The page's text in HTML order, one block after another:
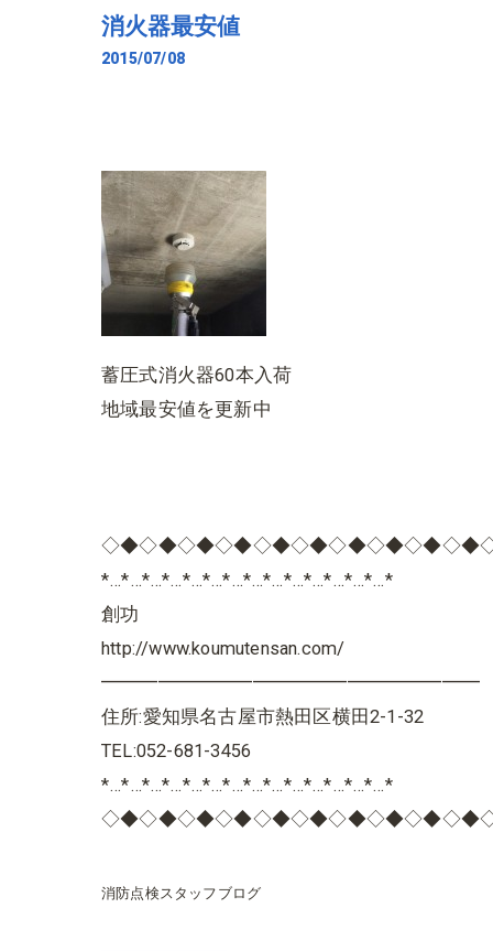
消火器最安値
2015/07/08
蓄圧式消火器60本入荷
地域最安値を更新中
*…*…*…*…*…*…*…*…*…*…*…*…*…*…*
創功
http://www.koumutensan.com/
━━━━━━━━━━━━━━━━━━━━
住所:愛知県名古屋市熱田区横田2-1-32
TEL:052-681-3456
*…*…*…*…*…*…*…*…*…*…*…*…*…*…*
消防点検スタッフブログ